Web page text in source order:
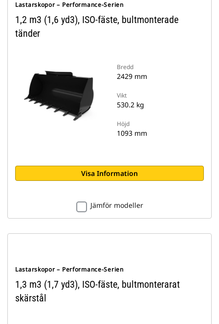
Lastarskopor – Performance-Serien
1,2 m3 (1,6 yd3), ISO-fäste, bultmonterade
tänder
Bredd
2429 mm
Vikt
530.2 kg
Höjd
1093 mm
Visa Information
Jämför modeller
Lastarskopor – Performance-Serien
1,3 m3 (1,7 yd3), ISO-fäste, bultmonterarat
skärstål